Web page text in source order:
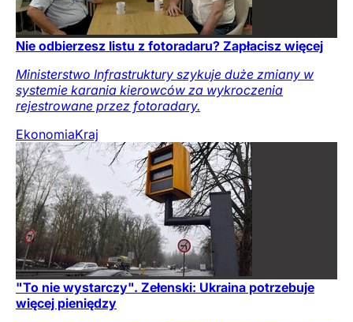
Nie odbierzesz listu z fotoradaru? Zapłacisz więcej
Ministerstwo Infrastruktury szykuje duże zmiany w
systemie karania kierowców za wykroczenia
rejestrowane przez fotoradary.
EkonomiaKraj
"To nie wystarczy". Zełenski: Ukraina potrzebuje
więcej pieniędzy